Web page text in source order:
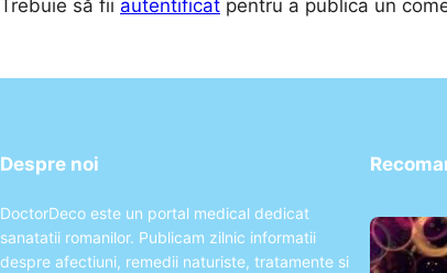
Trebuie să fii autentificat pentru a publica un
Despre noi
DoctorDeco este un portal medical dedicat
sanatatii romanilor. Publicam zilnic informatii
despre afectiuni, remedii naturiste, tratamente si